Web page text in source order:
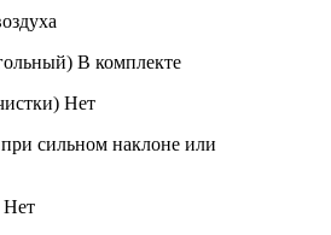
В комплекте
Нет
сильном наклоне или
Нет